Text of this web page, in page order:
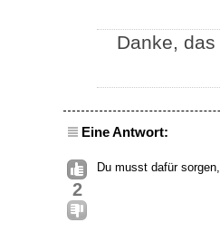
Danke,
Eine Antwort:
2
Du musst dafür